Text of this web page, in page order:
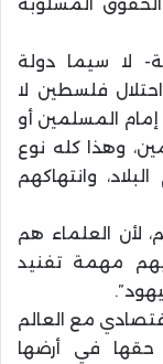
لا سيما دولة
فلسطين لا
المسلمين أو
وهذا كله نوع
وانتهاكهم
لأن العلماء هم
مهمة تفنيد
مع العالم
حقها في أرضها